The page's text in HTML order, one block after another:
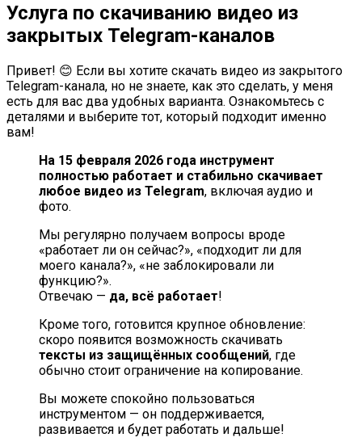
Услуга по скачиванию видео из
закрытых Telegram-каналов
Привет! 😊 Если вы хотите скачать видео из закрытого
Telegram-канала, но не знаете, как это сделать, у меня
есть для вас два удобных варианта. Ознакомьтесь с
деталями и выберите тот, который подходит именно
вам!
На 15 февраля 2026 года инструмент
полностью работает и стабильно скачивает
любое видео из Telegram, включая аудио и
фото.
Мы регулярно получаем вопросы вроде
«работает ли он сейчас?», «подходит ли для
моего канала?», «не заблокировали ли
функцию?».
Отвечаю — да, всё работает!
Кроме того, готовится крупное обновление:
скоро появится возможность скачивать
тексты из защищённых сообщений, где
обычно стоит ограничение на копирование.
Вы можете спокойно пользоваться
инструментом — он поддерживается,
развивается и будет работать и дальше!